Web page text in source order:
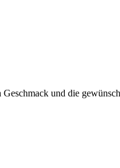
und die